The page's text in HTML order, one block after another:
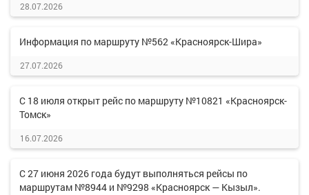
28.07.2026
Информация по маршруту №562 «Красноярск-Шира»
27.07.2026
С 18 июля открыт рейс по маршруту №10821 «Красноярск-
Томск»
16.07.2026
С 27 июня 2026 года будут выполняться рейсы по
маршрутам №8944 и №9298 «Красноярск — Кызыл».